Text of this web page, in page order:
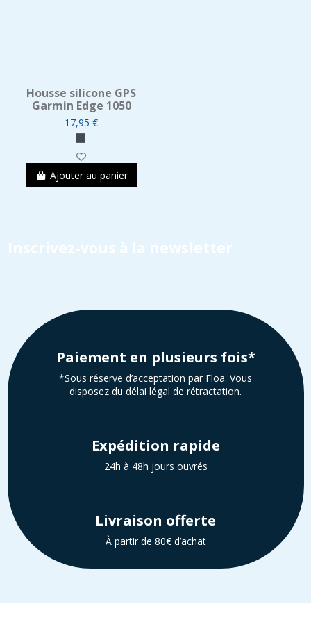
Housse silicone GPS
Garmin Edge 1050
17,95 €
Ajouter au panier
Inscrivez-vous à la newsletter
Paiement en plusieurs fois*
*Sous réserve d’acceptation par Floa. Vous
disposez du délai légal de rétractation.
Expédition rapide
24h à 48h jours ouvrés
Livraison offerte
À partir de 80€ d’achat